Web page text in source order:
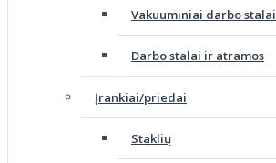
Vakuuminiai darbo stalai
Darbo stalai ir atramos
Įrankiai/priedai
Staklių